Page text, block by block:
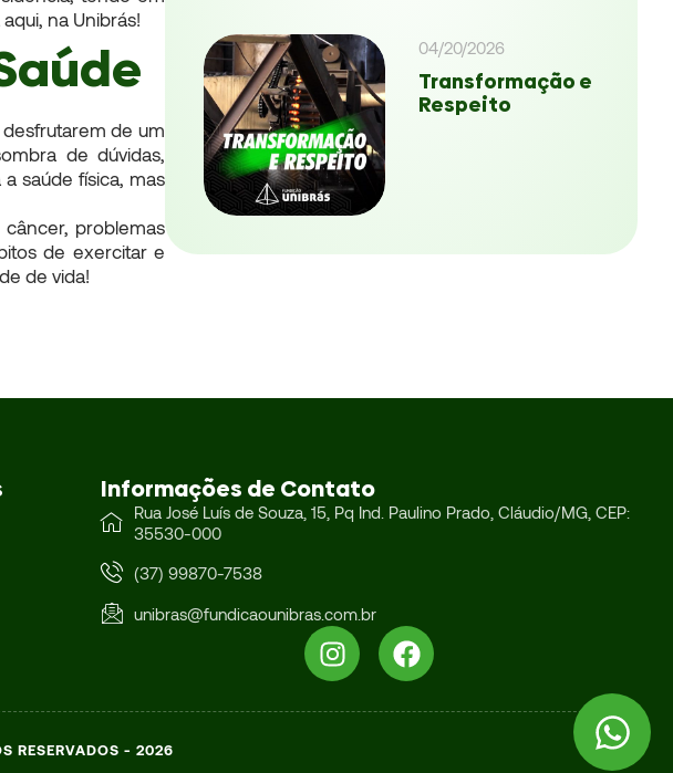
na Unibrás!
de um
de dúvidas,
saúde física, mas
problemas
de exercitar e
de vida!
04/20/2026
Transformação e
Respeito
Informações de Contato
Rua José Luís de Souza, 15, Pq Ind. Paulino Prado, Cláudio/MG, CEP:
35530-000
(37) 99870-7538
unibras@fundicaounibras.com.br
RESERVADOS - 2026